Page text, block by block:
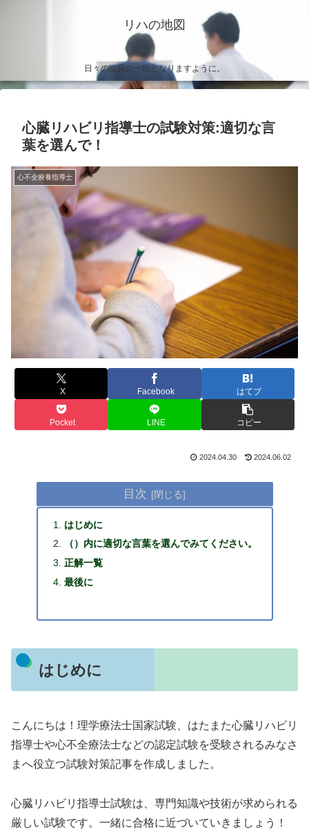
リハの地図
日々の臨床の一助となりますように。
心臓リハビリ指導士の試験対策:適切な言
葉を選んで！
心不全療養指導士
X Facebook はてブ
Pocket LINE コピー
2024.04.30 2024.06.02
目次
はじめに
（）内に適切な言葉を選んでみてください。
正解一覧
最後に
はじめに
こんにちは！理学療法士国家試験、はたまた心臓リハビリ
指導士や心不全療法士などの認定試験を受験されるみなさ
まへ役立つ試験対策記事を作成しました。
心臓リハビリ指導士試験は、専門知識や技術が求められる
厳しい試験です。一緒に合格に近づいていきましょう！